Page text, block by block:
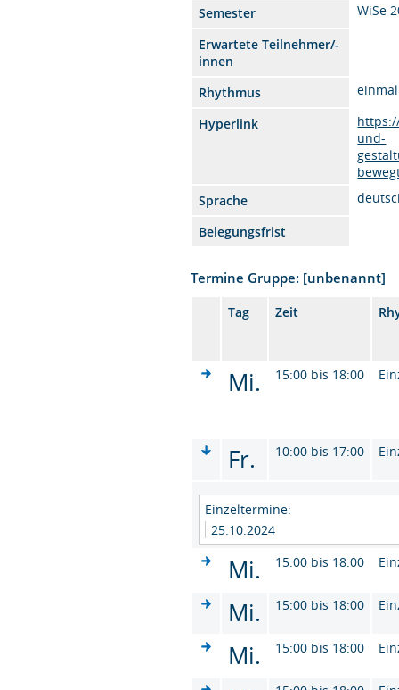
Semester
WiSe
Erwartete Teilnehmer/-
innen
Rhythmus
Hyperlink
und-
Sprache
Belegungsfrist
Termine Gruppe: [unbenannt]
Tag Zeit
Mi. 15:00 bis 18:00
Fr. 10:00 bis 17:00
Einzeltermine:
25.10.2024
Mi. 15:00 bis 18:00
Mi. 15:00 bis 18:00
Mi. 15:00 bis 18:00